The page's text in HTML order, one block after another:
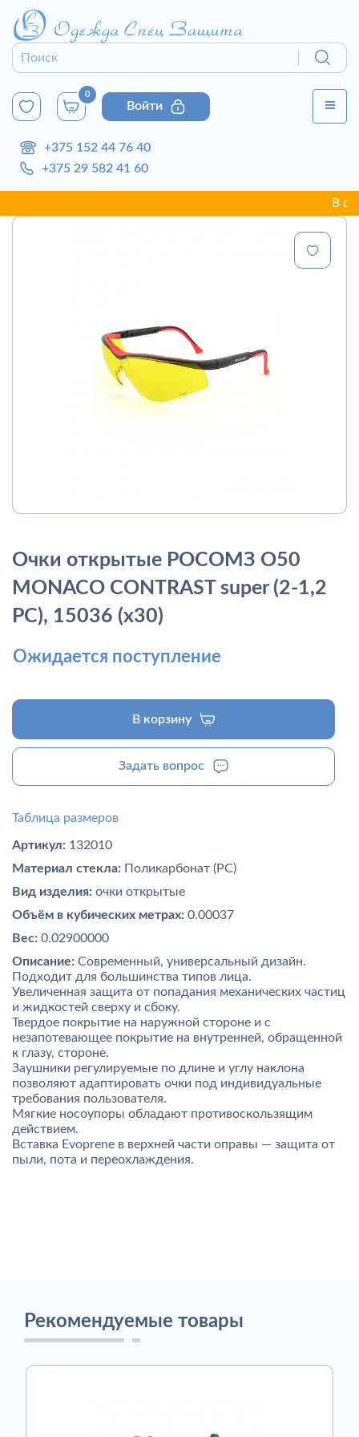
0
Войти
+375 152 44 76 40
+375 29 582 41 60
В
Очки открытые РОСОМЗ О50
MONACO CONTRAST super (2-1,2
PC), 15036 (х30)
Ожидается поступление
В корзину
Задать вопрос
Таблица размеров
Артикул: 132010
Материал стекла: Поликарбонат (PC)
Вид изделия: очки открытые
Объём в кубических метрах: 0.00037
Вес: 0.02900000
Описание: Современный, универсальный дизайн.
Подходит для большинства типов лица.
Увеличенная защита от попадания механических частиц
и жидкостей сверху и сбоку.
Твердое покрытие на наружной стороне и с
незапотевающее покрытие на внутренней, обращенной
к глазу, стороне.
Заушники регулируемые по длине и углу наклона
позволяют адаптировать очки под индивидуальные
требования пользователя.
Мягкие носоупоры обладают противоскользящим
действием.
Вставка Evoprene в верхней части оправы — защита от
пыли, пота и переохлаждения.
Рекомендуемые товары